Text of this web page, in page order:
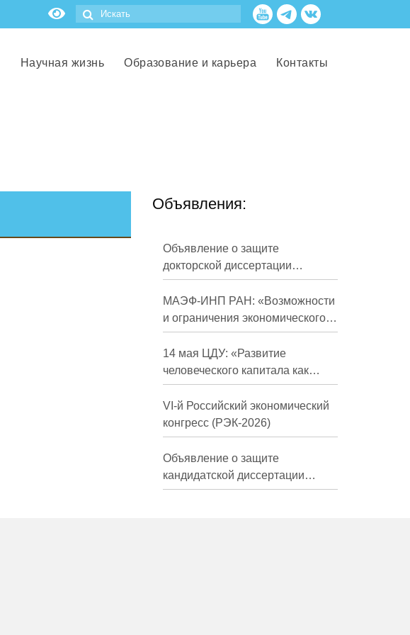
Научная жизнь Образование и карьера Контакты
Объявления:
Объявление о защите
докторской диссертации
Кузнецова Михаила
Евгеньевича
МАЭФ-ИНП РАН: «Возможности
и ограничения экономического
развития России в средне- и
долгосрочной перспективе»
14 мая ЦДУ: «Развитие
человеческого капитала как
фактор экономического роста»
VI-й Российский экономический
конгресс (РЭК-2026)
Объявление о защите
кандидатской диссертации
Трындиной Николь Сергеевны